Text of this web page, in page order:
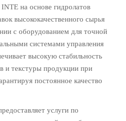
на основе гидролатов
высококачественного сырья
с оборудованием для точной
системами управления
высокую стабильность
и текстуры продукции при
постоянное качество
услуги по